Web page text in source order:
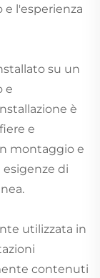
l'esperienza
su un
e
è
e
montaggio e
di
utilizzata in
contenuti